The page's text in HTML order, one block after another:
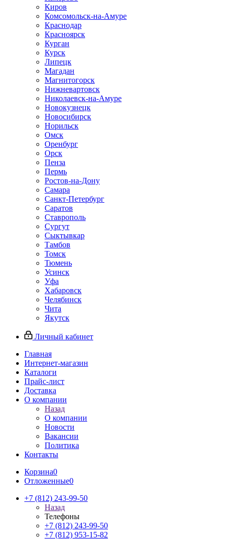
Киров
Комсомольск-на-Амуре
Краснодар
Красноярск
Курган
Курск
Липецк
Магадан
Магнитогорск
Нижневартовск
Николаевск-на-Амуре
Новокузнецк
Новосибирск
Норильск
Омск
Оренбург
Орск
Пенза
Пермь
Ростов-на-Дону
Самара
Санкт-Петербург
Саратов
Ставрополь
Сургут
Сыктывкар
Тамбов
Томск
Тюмень
Усинск
Уфа
Хабаровск
Челябинск
Чита
Якутск
Личный кабинет
Главная
Интернет-магазин
Каталоги
Прайс-лист
Доставка
О компании
Назад
О компании
Новости
Вакансии
Политика
Контакты
Корзина0
Отложенные0
+7 (812) 243-99-50
Назад
Телефоны
+7 (812) 243-99-50
+7 (812) 953-15-82